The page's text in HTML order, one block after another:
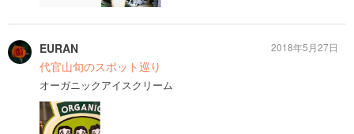
EURAN
代官山旬のスポット巡り
オーガニックアイスクリーム
2018年5月27日